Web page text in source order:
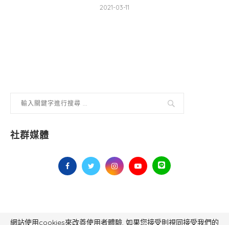
2021-03-11
社群媒體
毅傳媒控股股份有限公司 版權所有，非經授權，不得轉載 All Right Reserved.
網站使用cookies來改善使用者體驗, 如果您接受則視同接受我們的